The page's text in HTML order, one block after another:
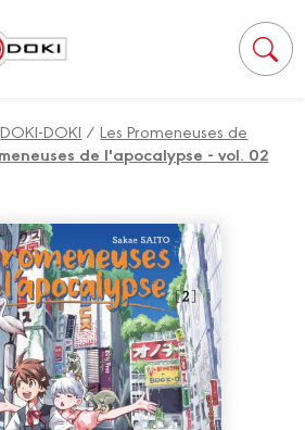
DOKI-DOKI /Les Promeneuses de
de l'apocalypse - vol. 02